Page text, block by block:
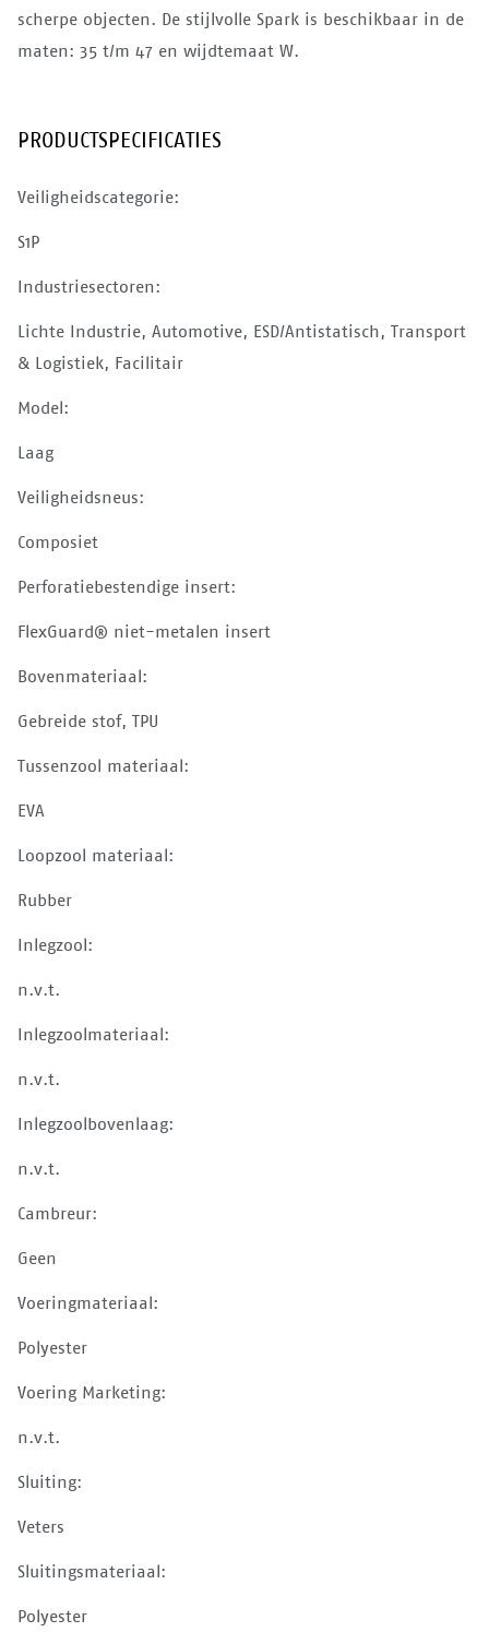
scherpe objecten. De stijlvolle Spark is beschikbaar in de
maten: 35 t/m 47 en wijdtemaat W.
PRODUCTSPECIFICATIES
Veiligheidscategorie:
S1P
Industriesectoren:
Lichte Industrie, Automotive, ESD/Antistatisch, Transport
& Logistiek, Facilitair
Model:
Laag
Veiligheidsneus:
Composiet
Perforatiebestendige insert:
FlexGuard® niet-metalen insert
Bovenmateriaal:
Gebreide stof, TPU
Tussenzool materiaal:
EVA
Loopzool materiaal:
Rubber
Inlegzool:
n.v.t.
Inlegzoolmateriaal:
n.v.t.
Inlegzoolbovenlaag:
n.v.t.
Cambreur:
Geen
Voeringmateriaal:
Polyester
Voering Marketing:
n.v.t.
Sluiting:
Veters
Sluitingsmateriaal:
Polyester